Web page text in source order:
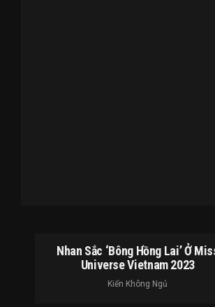
Nhan Sắc ‘bông Hồng Lai’ Ở
Universe Vietnam 2023
Kiến Không Ngủ